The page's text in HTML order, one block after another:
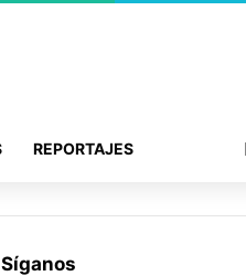
REPORTAJES
Síganos